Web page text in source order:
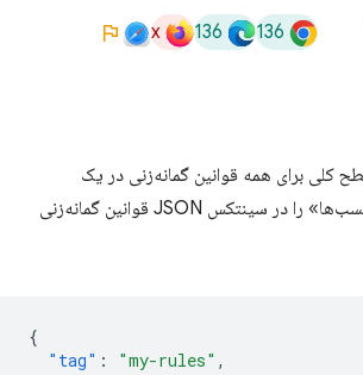
136
136
x
کلی برای همه قوانین گمانه‌زنی در یک
مجموعه قوانین، «برچسب‌ها» را در سینتکس JSON قوانین گمانه‌زنی
{
"tag" : "my-rules" ,